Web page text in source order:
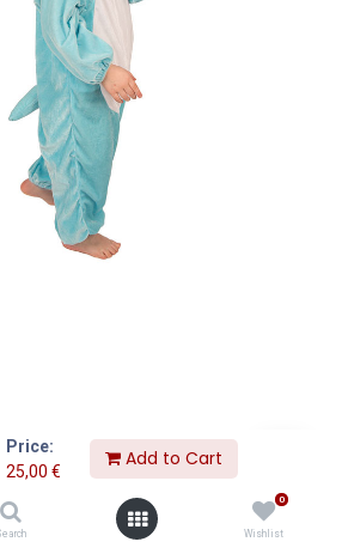
Price:
25,00 €
Add to Cart
0
Wishlist